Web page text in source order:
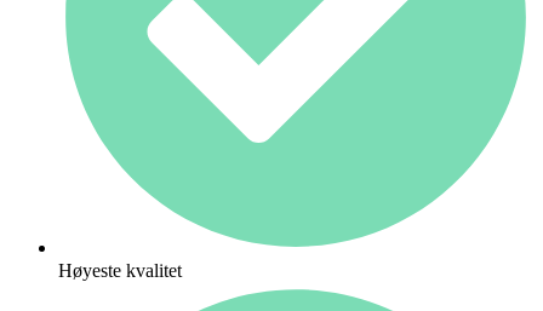
Høyeste kvalitet